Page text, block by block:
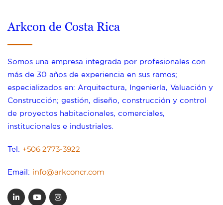
Arkcon de Costa Rica
Somos una empresa integrada por profesionales con
más de 30 años de experiencia en sus ramos;
especializados en: Arquitectura, Ingeniería, Valuación y
Construcción; gestión, diseño, construcción y control
de proyectos habitacionales, comerciales,
institucionales e industriales.
Tel: +506 2773-3922
Email: info@arkconcr.com